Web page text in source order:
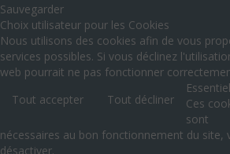
Sauvegarder
Choix utilisateur pour les Cookies
Nous utilisons des cookies afin de vous
services possibles. Si vous déclinez
web pourrait ne pas fonctionner
Tout accepter
Tout décliner
Essentiel
Ces
sont
nécessaires au bon fonctionnement du site,
désactiver.